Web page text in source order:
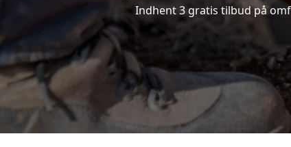
Indhent 3 gratis tilbud på